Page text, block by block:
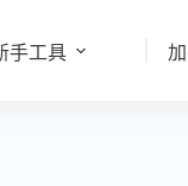
手工具